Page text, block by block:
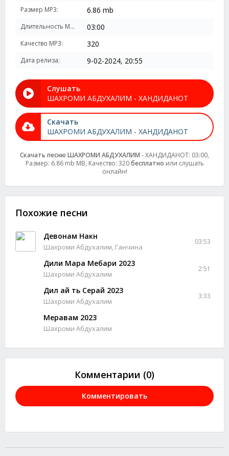
Размер MP3: 6.86 mb
Длительность MP3: 03:00
Качество MP3: 320
Дата релиза: 9-02-2024, 20:55
Слушать
ШАХРОМИ АБДУХАЛИМ - ХАНДИДАНОТ
Скачать
ШАХРОМИ АБДУХАЛИМ - ХАНДИДАНОТ
Скачать песню ШАХРОМИ АБДУХАЛИМ - ХАНДИДАНОТ: 03:00,
Размер: 6.86 mb MB, Качество: 320бесплатно или слушать
онлайн!
Похожие песни
Девонам Накн
Шахроми Абдухалим, Ганчина
03:53
Дили Мара Мебари 2023
Шахроми Абдухалим
2:51
Дил ай ть Серай 2023
Шахроми Абдухалим
3:33
Меравам 2023
Шахроми Абдухалим
Комментарии (0)
Комментировать